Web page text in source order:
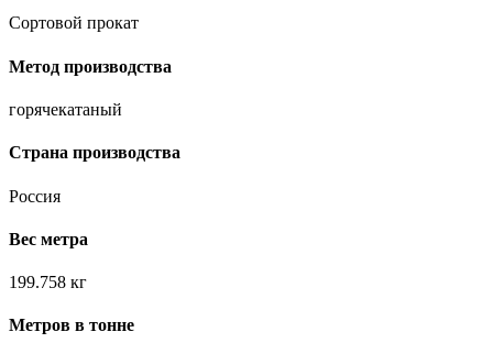
Сортовой прокат
Метод производства
горячекатаный
Страна производства
Россия
Вес метра
199.758 кг
Метров в тонне